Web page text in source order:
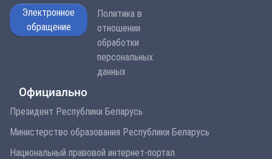
Электронное
обращение
Политика в
отношении
обработки
персональных
данных
Официально
Президент Республики Беларусь
Министерство образования Республики Беларусь
Национальный правовой интернет-портал